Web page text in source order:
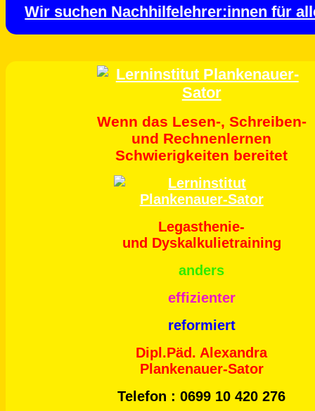
Wir suchen Nachhilfelehrer:innen für
Wenn das Lesen-, Schreiben-
und Rechnenlernen
Schwierigkeiten bereitet
Legasthenie-
und Dyskalkulietraining
anders
effizienter
reformiert
Dipl.Päd. Alexandra
Plankenauer-Sator
Telefon : 0699 10 420 276